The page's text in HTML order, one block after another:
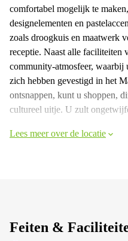
comfortabel mogelijk te
designelementen en
zoals droogkuis en maatwerk
receptie. Naast alle faciliteiten
community-atmosfeer, waarbij
zich hebben gevestigd in het
ontsnappen, kunt u shoppen,
cultureel uitje. U zult
Lees meer over de locatie
Feiten &